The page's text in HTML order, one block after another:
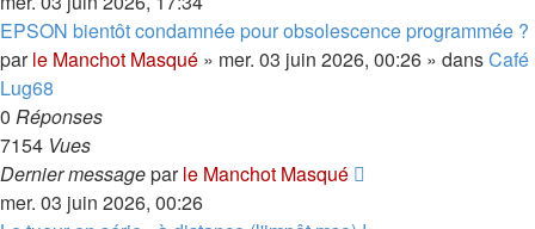
EPSON bientôt condamnée pour obsolescence programmée ?
parle Manchot Masqué » mer. 03 juin 2026, 00:26 » dansCafé
Lug68
0 Réponses
7154 Vues
Dernier messageparle Manchot Masqué
mer. 03 juin 2026, 00:26